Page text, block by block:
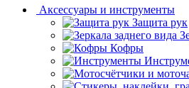
Аксессуары и инструменты
Защита рук
Кофры